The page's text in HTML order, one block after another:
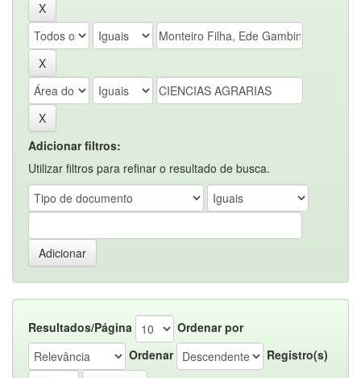
Adicionar filtros:
Utilizar filtros para refinar o resultado de busca.
Resultados/Página
Ordenar por
Ordenar
Registro(s)